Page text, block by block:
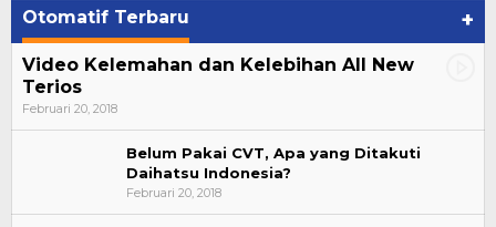
Otomatif Terbaru +
Video Kelemahan dan Kelebihan All New
Terios
Februari 20, 2018
Belum Pakai CVT, Apa yang Ditakuti
Daihatsu Indonesia?
Februari 20, 2018